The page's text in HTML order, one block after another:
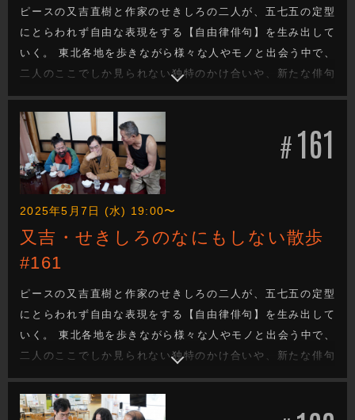
ピースの又吉直樹と作家のせきしろの二人が、五七五の定型
にとらわれず自由な表現をする【自由律俳句】を生み出して
いく。 東北各地を歩きながら様々な人やモノと出会う中で、
二人のここでしか見られない独特のかけ合いや、新たな俳句
を生み出す姿は必見です。 今回は宮城県岩沼市をブラリ旅。
果たしてどんな自由律俳句が生まれるのか！？ 金蛇水神社、
岩沼精工、ほか。
#161
2025年5月7日 (水) 19:00〜
又吉・せきしろのなにもしない散歩
#161
ピースの又吉直樹と作家のせきしろの二人が、五七五の定型
にとらわれず自由な表現をする【自由律俳句】を生み出して
いく。 東北各地を歩きながら様々な人やモノと出会う中で、
二人のここでしか見られない独特のかけ合いや、新たな俳句
を生み出す姿は必見です。 今回は宮城県名取市をブラリ旅。
果たしてどんな自由律俳句が生まれるのか！？ たこ焼きイヴ
ちゃん、PABLO、ほか。